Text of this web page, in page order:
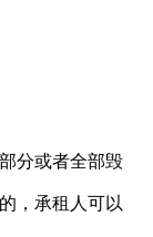
分或者全部毁
，承租人可以